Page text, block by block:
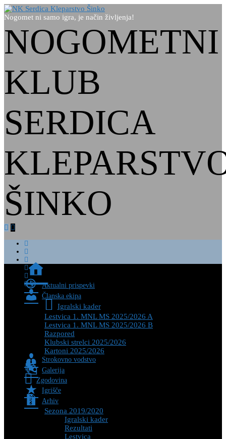
Nogomet ni samo igra, je način življenja!
NOGOMETNI
KLUB
SERDICA
ŠINKO
0
Aktualni prispevki
Članska ekipa
Igralski kader
Lestvica 1. MNL MS 2025/2026 A
Lestvica 1. MNL MS 2025/2026 B
Razpored
Klubski strelci 2025/2026
Kartoni 2025/2026
Strokovno vodstvo
Galerija
Zgodovina
Igrišče
Arhiv
Sezona 2019/2020
Igralski kader
Rezultati
Lestvica